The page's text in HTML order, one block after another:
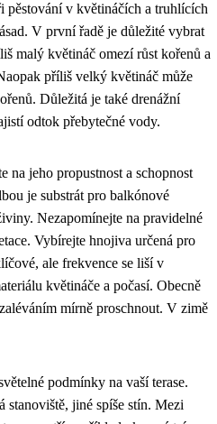
pěstování v květináčích a truhlících
V první řadě je důležité vybrat
malý květináč omezí růst kořenů a
příliš velký květináč může
Důležitá je také drenážní
odtok přebytečné vody.
na jeho propustnost a schopnost
je substrát pro balkónové
Nezapomínejte na pravidelné
Vybírejte hnojiva určená pro
ale frekvence se liší v
květináče a počasí. Obecně
mírně proschnout. V zimě
podmínky na vaší terase.
stanoviště, jiné spíše stín. Mezi